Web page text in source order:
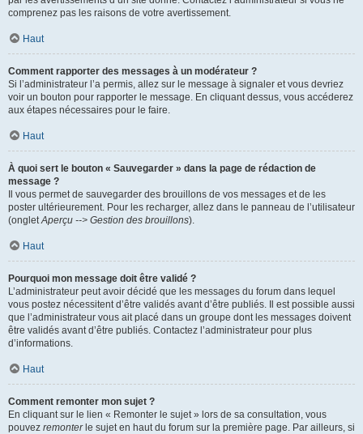
comprenez pas les raisons de votre avertissement.
Haut
Comment rapporter des messages à un modérateur ?
Si l’administrateur l’a permis, allez sur le message à signaler et vous devriez
voir un bouton pour rapporter le message. En cliquant dessus, vous accéderez
aux étapes nécessaires pour le faire.
Haut
À quoi sert le bouton « Sauvegarder » dans la page de rédaction de
message ?
Il vous permet de sauvegarder des brouillons de vos messages et de les
poster ultérieurement. Pour les recharger, allez dans le panneau de l’utilisateur
(ongletAperçu --> Gestion des brouillons).
Haut
Pourquoi mon message doit être validé ?
L’administrateur peut avoir décidé que les messages du forum dans lequel
vous postez nécessitent d’être validés avant d’être publiés. Il est possible aussi
que l’administrateur vous ait placé dans un groupe dont les messages doivent
être validés avant d’être publiés. Contactez l’administrateur pour plus
d’informations.
Haut
Comment remonter mon sujet ?
En cliquant sur le lien « Remonter le sujet » lors de sa consultation, vous
pouvez remonterle sujet en haut du forum sur la première page. Par ailleurs, si